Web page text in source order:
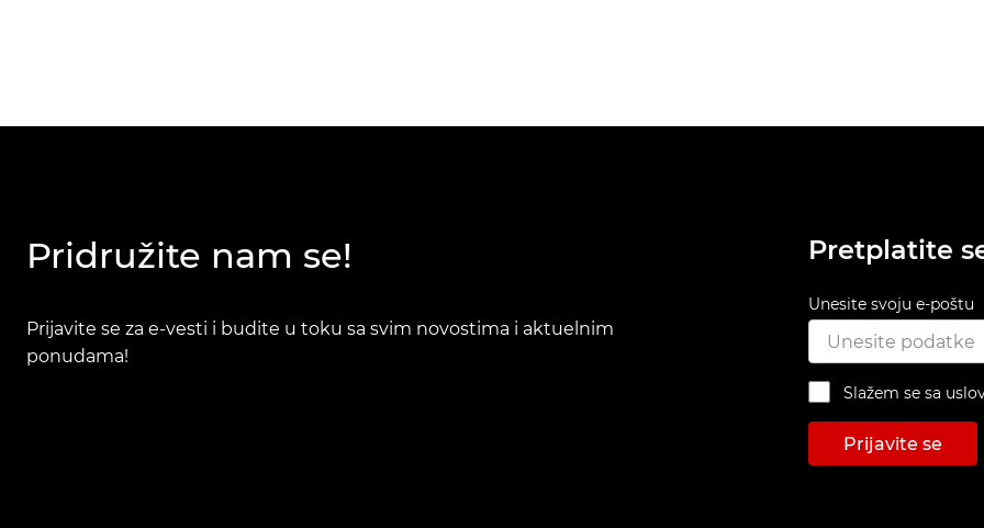
Pridružite nam se!
Prijavite se za e-vesti i budite u toku sa svim novostima i aktuelnim
ponudama!
Pretplatite
Unesite svoju e-poštu
Slažem se sa
Prijavite se